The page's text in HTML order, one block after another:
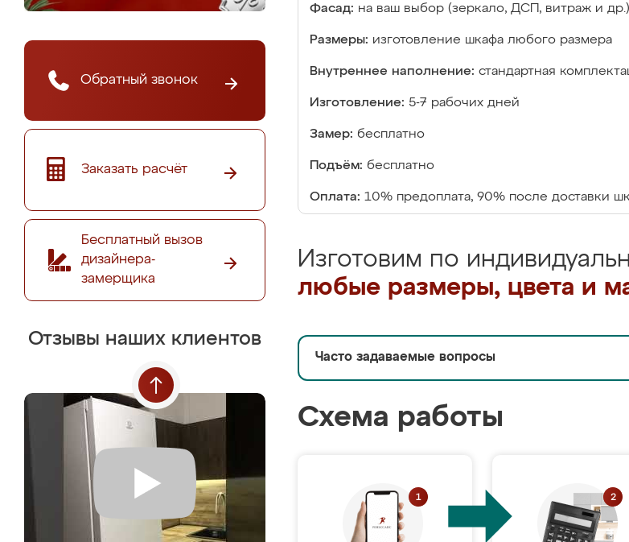
Обратный звонок
Заказать расчёт
Бесплатный вызов
дизайнера-
замерщика
Отзывы наших клиентов
Фасад: на ваш выбор (зеркало, ДСП, витраж и др.)
Размеры: изготовление шкафа любого размера
Внутреннее наполнение: стандартная
Изготовление: 5-7 рабочих дней
Замер: бесплатно
Подъём: бесплатно
Оплата: 10% предоплата, 90% после доставки
Изготовим по
любые размеры, цвета и
Часто задаваемые вопросы
Схема работы